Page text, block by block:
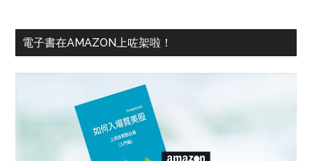
電子書在AMAZON上咗架啦！